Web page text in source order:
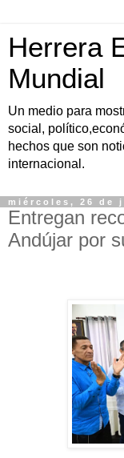
Herrera
Mundial
Un medio para
social,
hechos que son
internacional.
miércoles, 26 de
Entregan
Andújar por